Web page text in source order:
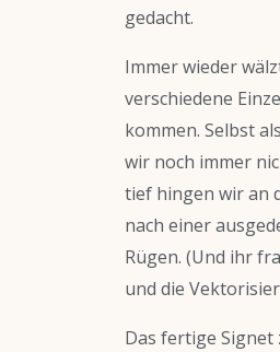
gedacht.
Immer wieder
verschiedene
kommen. Selbst
wir noch immer
tief hingen wir an
nach einer
Rügen. (Und ihr
und die
Das fertige Signet